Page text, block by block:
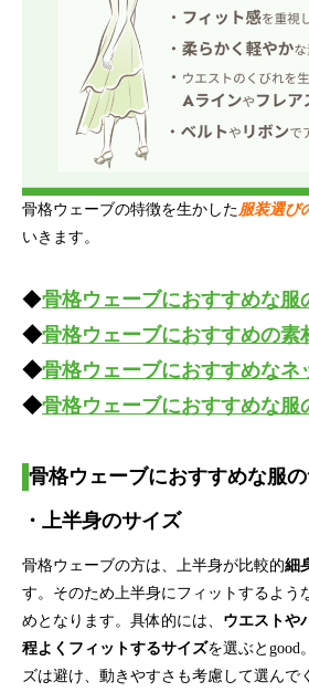
骨格ウェーブの特徴を生かした 服装選び
いきます。
◆骨格ウェーブにおすすめな服
◆骨格ウェーブにおすすめの素
◆骨格ウェーブにおすすめなネ
◆骨格ウェーブにおすすめな服
骨格ウェーブにおすすめな服
・
上半身のサイズ
骨格ウェーブの方は、上半身が比較的細
す。そのため上半身にフィットするよう
めとなります。具体的には、 ウエストや
程よくフィットするサイズを選ぶとgood
ズは避け、動きやすさも考慮して選んで